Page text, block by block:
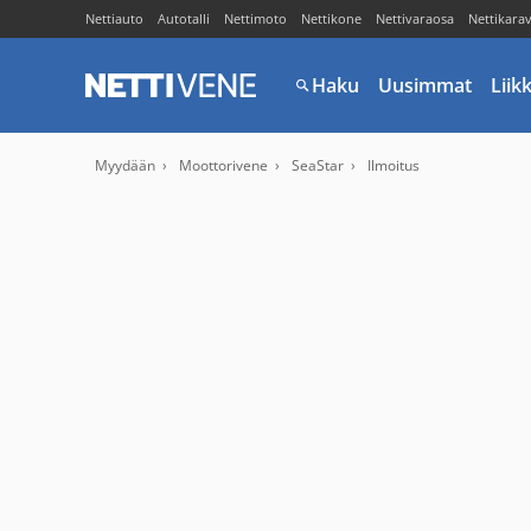
Nettiauto Autotalli Nettimoto Nettikone Nettivaraosa
Haku Uusimmat
Myydään Moottorivene SeaStar Ilmoitus